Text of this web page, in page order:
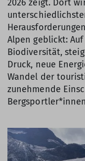
2026 zeigt. Dort
Alpen geblickt:
Biodiversität,
Druck, neue
Wandel der
zunehmende